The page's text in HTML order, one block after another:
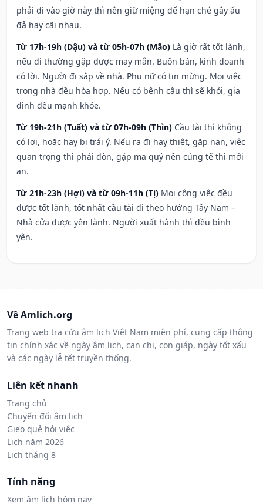
phải đi vào giờ này thì nên giữ miệng để hạn ché gây ẩu
đả hay cãi nhau.
Từ 17h-19h (Dậu) và từ 05h-07h (Mão) Là giờ rất tốt lành,
nếu đi thường gặp được may mắn. Buôn bán, kinh doanh
có lời. Người đi sắp về nhà. Phụ nữ có tin mừng. Mọi việc
trong nhà đều hòa hợp. Nếu có bệnh cầu thì sẽ khỏi, gia
đình đều mạnh khỏe.
Từ 19h-21h (Tuất) và từ 07h-09h (Thìn) Cầu tài thì không
có lợi, hoặc hay bị trái ý. Nếu ra đi hay thiệt, gặp nạn, việc
quan trọng thì phải đòn, gặp ma quỷ nên cúng tế thì mới
an.
Từ 21h-23h (Hợi) và từ 09h-11h (Tị) Mọi công việc đều
được tốt lành, tốt nhất cầu tài đi theo hướng Tây Nam –
Nhà cửa được yên lành. Người xuất hành thì đều bình
yên.
Về Amlich.org
Trang web tra cứu âm lịch Việt Nam miễn phí, cung cấp thông
tin chính xác về ngày âm lịch, can chi, con giáp, ngày tốt xấu
và các ngày lễ tết truyền thống.
Liên kết nhanh
Trang chủ
Chuyển đổi âm lịch
Gieo quẻ hỏi việc
Lịch năm 2026
Lịch tháng 8
Tính năng
Xem âm lịch hôm nay